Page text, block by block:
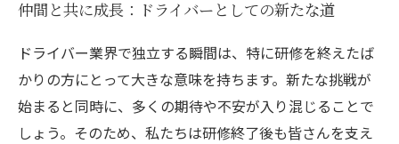
仲間と共に成長：ドライバーとしての新たな道
ドライバー業界で独立する瞬間は、特に研修を終えたば
かりの方にとって大きな意味を持ちます。新たな挑戦が
始まると同時に、多くの期待や不安が入り混じることで
しょう。そのため、私たちは研修終了後も皆さんを支え